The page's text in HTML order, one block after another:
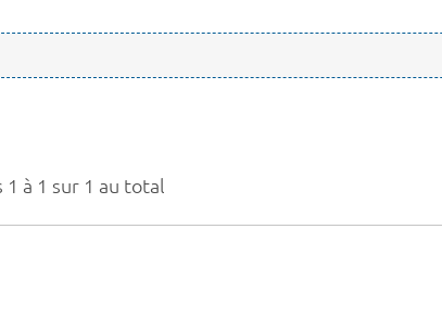
1 à 1 sur 1 au total